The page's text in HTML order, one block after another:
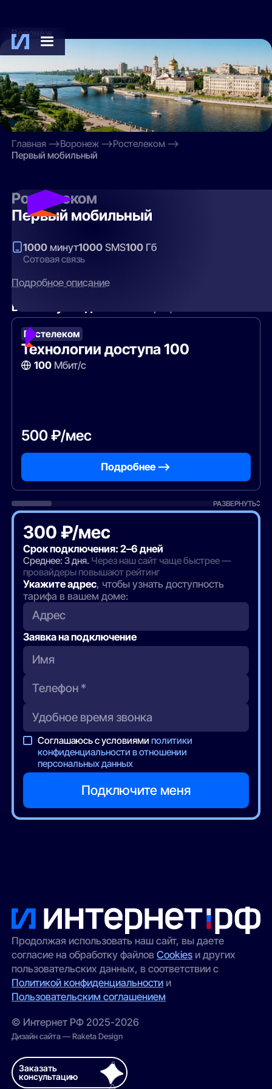
Воронеж
Главная Воронеж
Ростелеком
Первый мобильный
Ростелеком
Первый мобильный
1000 минут1000 SMS100 Гб
Сотовая связь
Подробное описание
Вам могут подойти
Ростелеком
Технологии доступа 100
100Мбит/с
500 ₽/мес
Подробнее —>
РАЗВЕРНУТЬ
300 ₽/мес
Срок подключения: 2–6 дней
Среднее: 3 дня. Через наш сайт чаще быстрее —
провайдеры повышают рейтинг
Укажите адрес, чтобы узнать доступность
тарифа в вашем доме:
Адрес
Заявка на подключение
Соглашаюсь с условиямиполитики
конфиденциальности в отношении
персональных данных
Продолжая использовать наш сайт, вы даете
согласие на обработку файловCookies и других
пользовательских данных, в соответствии с
Политикой конфиденциальности и
Пользовательским соглашением
© Интернет РФ 2025-2026
Дизайн сайта — Raketa Design
Заказать
консультацию